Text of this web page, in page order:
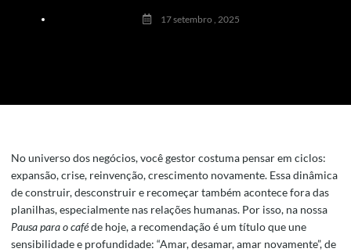
17 setembro , 2025
No universo dos negócios, você gestor costuma pensar em ciclos:
expansão, crise, reinvenção, crescimento novamente. Essa dinâmica
de construir, desconstruir e recomeçar também acontece fora das
planilhas, especialmente nas relações humanas. Por isso, na nossa
Pausa para o caféde hoje, a recomendação é um título que une
sensibilidade e profundidade: “Amar, desamar, amar novamente”, de